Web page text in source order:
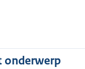
onderwerp